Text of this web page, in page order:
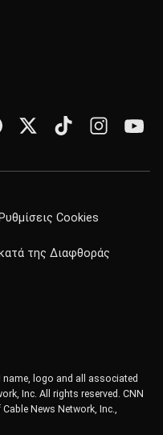
Ρυθμίσεις Cookies
της Διαφθοράς
name, logo and all associated
Inc. All rights reserved. CNN
News Network, Inc.,